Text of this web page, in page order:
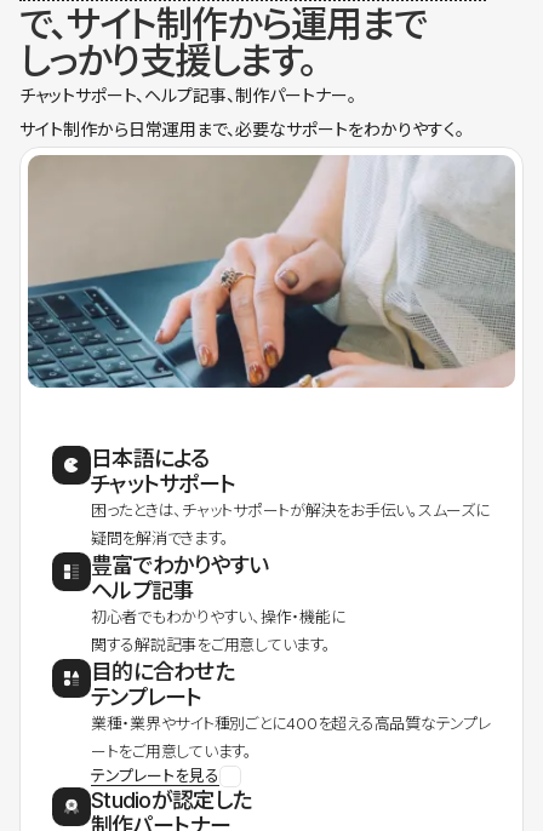
で、サイト制作から運用まで
しっかり支援します。
チャットサポート、ヘルプ記事、制作パートナー。
サイト制作から日常運用まで、必要なサポートをわかりやすく。
日本語による
チャットサポート
困ったときは、チャットサポートが解決をお手伝い。スムーズに
疑問を解消できます。
豊富でわかりやすい
ヘルプ記事
初心者でもわかりやすい、操作・機能に
関する解説記事をご用意しています。
目的に合わせた
テンプレート
業種・業界やサイト種別ごとに400を超える高品質なテンプレ
ートをご用意しています。
テンプレートを見る
Studioが認定した
制作パートナー